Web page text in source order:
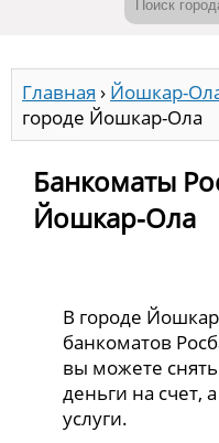
Главная › Йошкар-
городе Йошкар-Ола
Банкоматы
Йошкар-Ола
В городе
банкоматов
вы можете
деньги на счет,
услуги.